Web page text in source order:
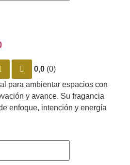
0,0 (0)
para ambientar espacios con
y avance. Su fragancia
enfoque, intención y energía